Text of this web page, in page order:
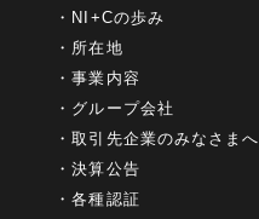
NI+Cの歩み
所在地
事業内容
グループ会社
取引先企業のみなさまへ
決算公告
各種認証